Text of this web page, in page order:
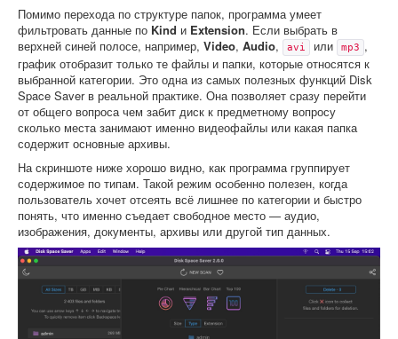
Помимо перехода по структуре папок, программа умеет
фильтровать данные по Kind и Extension. Если выбрать в
верхней синей полосе, например, Video, Audio, avi или mp3 ,
график отобразит только те файлы и папки, которые относятся к
выбранной категории. Это одна из самых полезных функций Disk
Space Saver в реальной практике. Она позволяет сразу перейти
от общего вопроса чем забит диск к предметному вопросу
сколько места занимают именно видеофайлы или какая папка
содержит основные архивы.
На скриншоте ниже хорошо видно, как программа группирует
содержимое по типам. Такой режим особенно полезен, когда
пользователь хочет отсеять всё лишнее по категории и быстро
понять, что именно съедает свободное место — аудио,
изображения, документы, архивы или другой тип данных.